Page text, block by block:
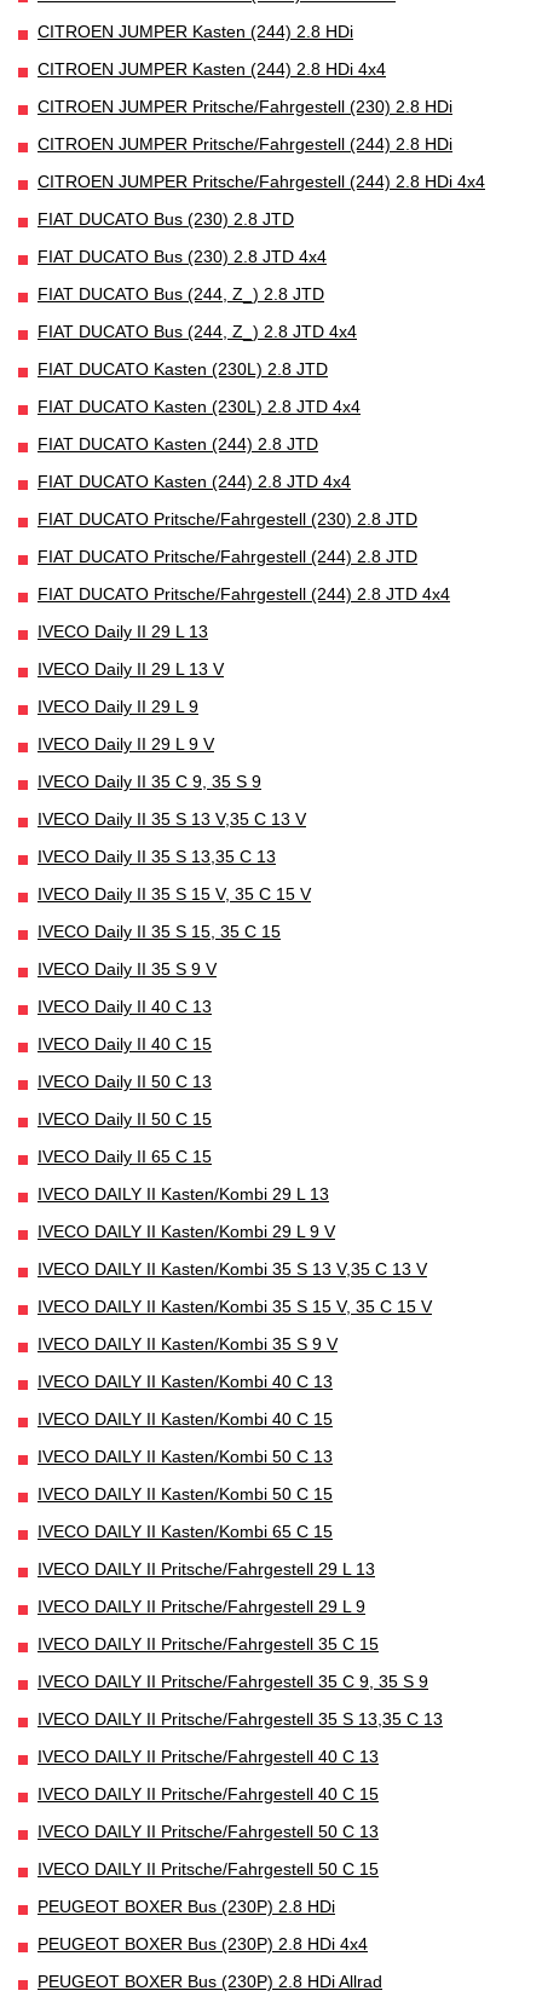
CITROEN JUMPER Kasten (244) 2.8 HDi
CITROEN JUMPER Kasten (244) 2.8 HDi 4x4
CITROEN JUMPER Pritsche/Fahrgestell (230) 2.8 HDi
CITROEN JUMPER Pritsche/Fahrgestell (244) 2.8 HDi
CITROEN JUMPER Pritsche/Fahrgestell (244) 2.8 HDi 4x4
FIAT DUCATO Bus (230) 2.8 JTD
FIAT DUCATO Bus (230) 2.8 JTD 4x4
FIAT DUCATO Bus (244, Z_) 2.8 JTD
FIAT DUCATO Bus (244, Z_) 2.8 JTD 4x4
FIAT DUCATO Kasten (230L) 2.8 JTD
FIAT DUCATO Kasten (230L) 2.8 JTD 4x4
FIAT DUCATO Kasten (244) 2.8 JTD
FIAT DUCATO Kasten (244) 2.8 JTD 4x4
FIAT DUCATO Pritsche/Fahrgestell (230) 2.8 JTD
FIAT DUCATO Pritsche/Fahrgestell (244) 2.8 JTD
FIAT DUCATO Pritsche/Fahrgestell (244) 2.8 JTD 4x4
IVECO Daily II 29 L 13
IVECO Daily II 29 L 13 V
IVECO Daily II 29 L 9
IVECO Daily II 29 L 9 V
IVECO Daily II 35 C 9, 35 S 9
IVECO Daily II 35 S 13 V,35 C 13 V
IVECO Daily II 35 S 13,35 C 13
IVECO Daily II 35 S 15 V, 35 C 15 V
IVECO Daily II 35 S 15, 35 C 15
IVECO Daily II 35 S 9 V
IVECO Daily II 40 C 13
IVECO Daily II 40 C 15
IVECO Daily II 50 C 13
IVECO Daily II 50 C 15
IVECO Daily II 65 C 15
IVECO DAILY II Kasten/Kombi 29 L 13
IVECO DAILY II Kasten/Kombi 29 L 9 V
IVECO DAILY II Kasten/Kombi 35 S 13 V,35 C 13 V
IVECO DAILY II Kasten/Kombi 35 S 15 V, 35 C 15 V
IVECO DAILY II Kasten/Kombi 35 S 9 V
IVECO DAILY II Kasten/Kombi 40 C 13
IVECO DAILY II Kasten/Kombi 40 C 15
IVECO DAILY II Kasten/Kombi 50 C 13
IVECO DAILY II Kasten/Kombi 50 C 15
IVECO DAILY II Kasten/Kombi 65 C 15
IVECO DAILY II Pritsche/Fahrgestell 29 L 13
IVECO DAILY II Pritsche/Fahrgestell 29 L 9
IVECO DAILY II Pritsche/Fahrgestell 35 C 15
IVECO DAILY II Pritsche/Fahrgestell 35 C 9, 35 S 9
IVECO DAILY II Pritsche/Fahrgestell 35 S 13,35 C 13
IVECO DAILY II Pritsche/Fahrgestell 40 C 13
IVECO DAILY II Pritsche/Fahrgestell 40 C 15
IVECO DAILY II Pritsche/Fahrgestell 50 C 13
IVECO DAILY II Pritsche/Fahrgestell 50 C 15
PEUGEOT BOXER Bus (230P) 2.8 HDi
PEUGEOT BOXER Bus (230P) 2.8 HDi 4x4
PEUGEOT BOXER Bus (230P) 2.8 HDi Allrad